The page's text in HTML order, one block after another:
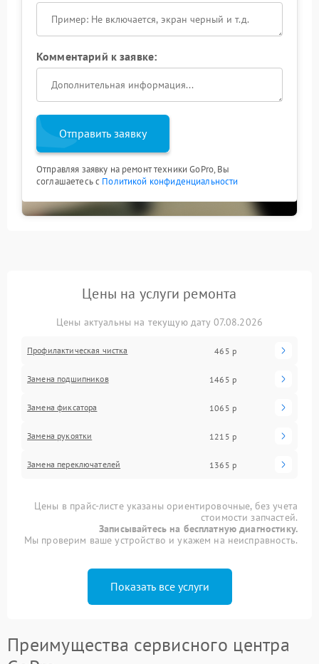
Комментарий к заявке:
Отправить заявку
Отправляя заявку на ремонт техники GoPro, Вы
соглашаетесь с Политикой конфиденциальности
Цены на услуги ремонта
Цены актуальны на текущую дату 07.08.2026
Профилактическая чистка 465 р
Замена подшипников 1465 р
Замена фиксатора 1065 р
Замена рукоятки 1215 р
Замена переключателей 1365 р
Цены в прайс-листе указаны ориентировочные, без учета
стоимости запчастей.
Записывайтесь на бесплатную диагностику.
Мы проверим ваше устройство и укажем на неисправность.
Показать все услуги
Преимущества сервисного центра